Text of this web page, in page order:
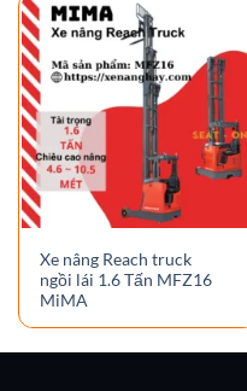
Xe nâng Reach truck
ngồi lái 1.6 Tấn MFZ16
MiMA